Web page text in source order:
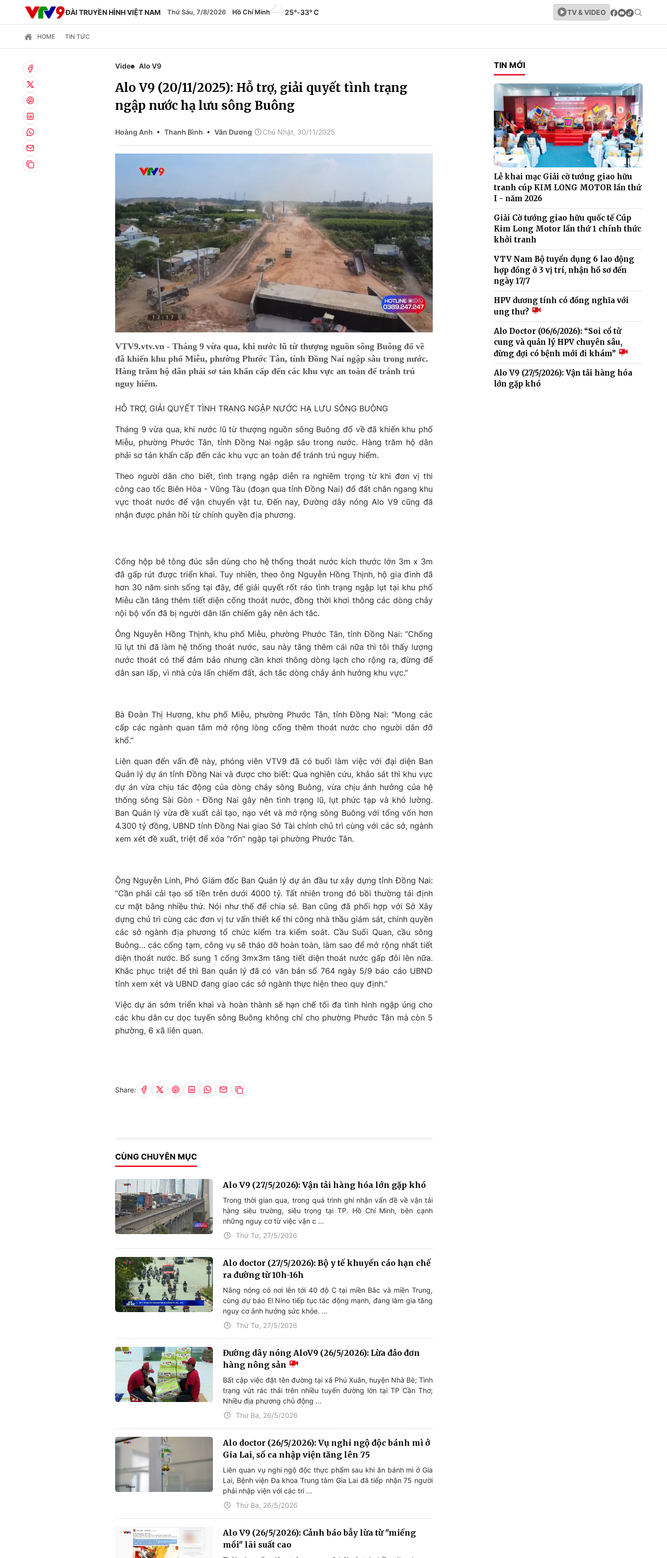
ĐÀI TRUYỀN HÌNH VIỆT NAM Thứ Sáu, 7/8/2026 Hồ Chí Minh 25°-33° C TV & VIDEO
HOME TIN TỨC
Video Alo V9
Alo V9 (20/11/2025): Hỗ trợ, giải quyết tình trạng
ngập nước hạ lưu sông Buông
Hoàng Anh Thanh Bình Văn Dương Chủ Nhật, 30/11/2025
VTV9.vtv.vn - Tháng 9 vừa qua, khi nước lũ từ thượng nguồn sông Buông đổ về
đã khiến khu phố Miễu, phường Phước Tân, tỉnh Đồng Nai ngập sâu trong nước.
Hàng trăm hộ dân phải sơ tán khẩn cấp đến các khu vực an toàn để tránh trú
nguy hiểm.
HỖ TRỢ, GIẢI QUYẾT TÌNH TRẠNG NGẬP NƯỚC HẠ LƯU SÔNG BUÔNG
Tháng 9 vừa qua, khi nước lũ từ thượng nguồn sông Buông đổ về đã khiến khu phố
Miễu, phường Phước Tân, tỉnh Đồng Nai ngập sâu trong nước. Hàng trăm hộ dân
phải sơ tán khẩn cấp đến các khu vực an toàn để tránh trú nguy hiểm.
Theo người dân cho biết, tình trạng ngập diễn ra nghiêm trọng từ khi đơn vị thi
công cao tốc Biên Hòa - Vũng Tàu (đoạn qua tỉnh Đồng Nai) đổ đất chắn ngang khu
vực thoát nước để vận chuyển vật tư. Đến nay, Đường dây nóng Alo V9 cũng đã
nhận được phản hồi từ chính quyền địa phương.
Cống hộp bê tông đúc sẵn dùng cho hệ thống thoát nước kích thước lớn 3m x 3m
đã gấp rút được triển khai. Tuy nhiên, theo ông Nguyễn Hồng Thịnh, hộ gia đình đã
hơn 30 năm sinh sống tại đây, để giải quyết rốt ráo tình trạng ngập lụt tại khu phố
Miễu cần tăng thêm tiết diện cống thoát nước, đồng thời khơi thông các dòng chảy
nội bộ vốn đã bị người dân lấn chiếm gây nên ách tắc.
Ông Nguyễn Hồng Thịnh, khu phố Miễu, phường Phước Tân, tỉnh Đồng Nai: “Chống
lũ lụt thì đã làm hệ thống thoát nước, sau này tăng thêm cái nữa thì tôi thấy lượng
nước thoát có thể đảm bảo nhưng cần khơi thông dòng lạch cho rộng ra, đừng để
dân san lấp, vì nhà cửa lấn chiếm đất, ách tắc dòng chảy ảnh hưởng khu vực.”
Bà Đoàn Thị Hương, khu phố Miễu, phường Phước Tân, tỉnh Đồng Nai: “Mong các
cấp các ngành quan tâm mở rộng lòng cống thêm thoát nước cho người dân đỡ
khổ.”
Liên quan đến vấn đề này, phóng viên VTV9 đã có buổi làm việc với đại diện Ban
Quản lý dự án tỉnh Đồng Nai và được cho biết: Qua nghiên cứu, khảo sát thì khu vực
dự án vừa chịu tác động của dòng chảy sông Buông, vừa chịu ảnh hưởng của hệ
thống sông Sài Gòn - Đồng Nai gây nên tình trạng lũ, lụt phức tạp và khó lường.
Ban Quản lý vừa đề xuất cải tạo, nạo vét và mở rộng sông Buông với tổng vốn hơn
4.300 tỷ đồng, UBND tỉnh Đồng Nai giao Sở Tài chính chủ trì cùng với các sở, ngành
xem xét đề xuất, triệt để xóa "rốn" ngập tại phường Phước Tân.
Ông Nguyễn Linh, Phó Giám đốc Ban Quản lý dự án đầu tư xây dựng tỉnh Đồng Nai:
“Cần phải cải tạo số tiền trên dưới 4000 tỷ. Tất nhiên trong đó bồi thường tái định
cư mặt bằng nhiều thứ. Nói như thế để chia sẻ. Ban cũng đã phối hợp với Sở Xây
dựng chủ trì cùng các đơn vị tư vấn thiết kế thi công nhà thầu giám sát, chính quyền
các sở ngành địa phương tổ chức kiểm tra kiểm soát. Cầu Suối Quan, cầu sông
Buông… các cống tạm, công vụ sẽ tháo dỡ hoàn toàn, làm sao để mở rộng nhất tiết
diện thoát nước. Bổ sung 1 cống 3mx3m tăng tiết diện thoát nước gấp đôi lên nữa.
Khắc phục triệt để thì Ban quản lý đã có văn bản số 764 ngày 5/9 báo cáo UBND
tỉnh xem xét và UBND đang giao các sở ngành thực hiện theo quy định.”
Việc dự án sớm triển khai và hoàn thành sẽ hạn chế tối đa tình hình ngập úng cho
các khu dân cư dọc tuyến sông Buông không chỉ cho phường Phước Tân mà còn 5
phường, 6 xã liên quan.
Share:
CÙNG CHUYÊN MỤC
Alo V9 (27/5/2026): Vận tải hàng hóa lớn gặp khó
Trong thời gian qua, trong quá trình ghi nhận vấn đề về vận tải
hàng siêu trường, siêu trọng tại TP. Hồ Chí Minh, bên cạnh
những nguy cơ từ việc vận c ...
Thứ Tư, 27/5/2026
Alo doctor (27/5/2026): Bộ y tế khuyến cáo hạn chế
ra đường từ 10h-16h
Nắng nóng có nơi lên tới 40 độ C tại miền Bắc và miền Trung,
cùng dự báo El Nino tiếp tục tác động mạnh, đang làm gia tăng
nguy cơ ảnh hưởng sức khỏe. ...
Thứ Tư, 27/5/2026
Đường dây nóng AloV9 (26/5/2026): Lừa đảo đơn
hàng nông sản
Bất cập việc đặt tên đường tại xã Phú Xuân, huyện Nhà Bè; Tình
trạng vứt rác thải trên nhiều tuyến đường lớn tại TP Cần Thơ;
Nhiều địa phương chủ động ...
Thứ Ba, 26/5/2026
Alo doctor (26/5/2026): Vụ nghi ngộ độc bánh mì ở
Gia Lai, số ca nhập viện tăng lên 75
Liên quan vụ nghi ngộ độc thực phẩm sau khi ăn bánh mì ở Gia
Lai, Bệnh viện Đa khoa Trung tâm Gia Lai đã tiếp nhận 75 người
phải nhập viện với các tri ...
Thứ Ba, 26/5/2026
Alo V9 (26/5/2026): Cảnh báo bẫy lừa từ "miếng
mồi" lãi suất cao
TIN MỚI
Lễ khai mạc Giải cờ tướng giao hữu
tranh cúp KIM LONG MOTOR lần thứ
I - năm 2026
Giải Cờ tướng giao hữu quốc tế Cúp
Kim Long Motor lần thứ 1 chính thức
khởi tranh
VTV Nam Bộ tuyển dụng 6 lao động
hợp đồng ở 3 vị trí, nhận hồ sơ đến
ngày 17/7
HPV dương tính có đồng nghĩa với
ung thư?
Alo Doctor (06/6/2026): “Soi cổ tử
cung và quản lý HPV chuyên sâu,
đừng đợi có bệnh mới đi khám”
Alo V9 (27/5/2026): Vận tải hàng hóa
lớn gặp khó